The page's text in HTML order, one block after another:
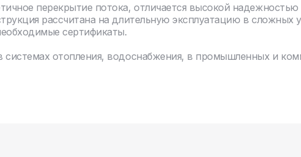
перекрытие потока, отличается высокой
рассчитана на длительную эксплуатацию в сложных
сертификаты.
системах отопления, водоснабжения, в промышленных и